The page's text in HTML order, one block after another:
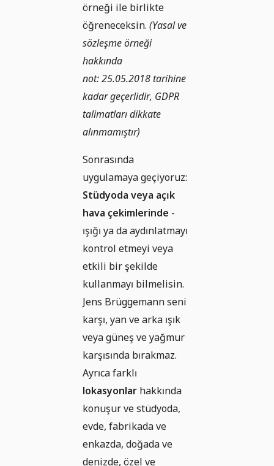
örneği ile birlikte
öğreneceksin. (Yasal ve
sözleşme örneği
hakkında
not: 25.05.2018 tarihine
kadar geçerlidir, GDPR
talimatları dikkate
alınmamıştır)
Sonrasında
uygulamaya geçiyoruz:
Stüdyoda veya açık
hava çekimlerinde -
ışığı ya da aydınlatmayı
kontrol etmeyi veya
etkili bir şekilde
kullanmayı bilmelisin.
Jens Brüggemann seni
karşı, yan ve arka ışık
veya güneş ve yağmur
karşısında bırakmaz.
Ayrıca farklı
lokasyonlar hakkında
konuşur ve stüdyoda,
evde, fabrikada ve
enkazda, doğada ve
denizde, özel ve